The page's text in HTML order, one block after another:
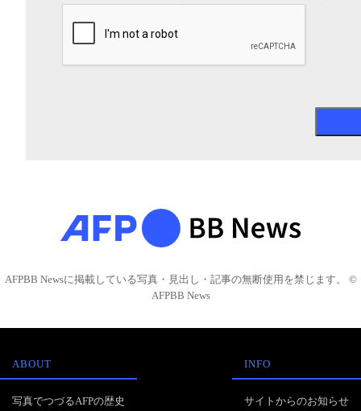
AFPBB Newsに掲載している写真・見出し・記事の無断使用を禁じます。 ©
AFPBB News
ABOUT
写真でつづるAFPの歴史
INFO
サイトからのお知らせ